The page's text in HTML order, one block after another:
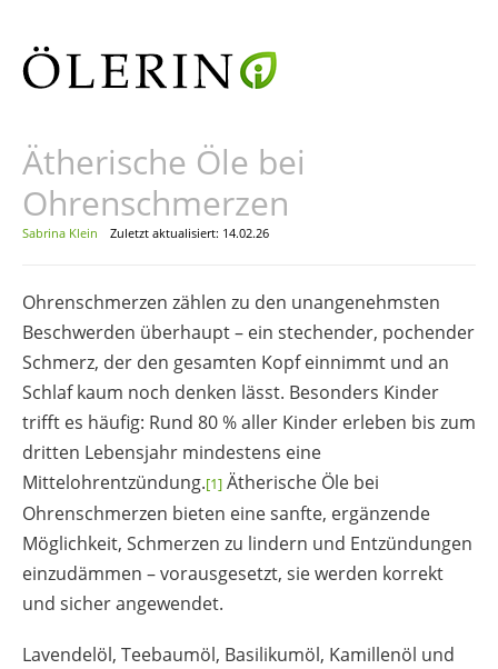
Ätherische Öle bei
Ohrenschmerzen
Sabrina Klein Zuletzt aktualisiert: 14.02.26
Ohrenschmerzen zählen zu den unangenehmsten
Beschwerden überhaupt – ein stechender, pochender
Schmerz, der den gesamten Kopf einnimmt und an
Schlaf kaum noch denken lässt. Besonders Kinder
trifft es häufig: Rund 80 % aller Kinder erleben bis zum
dritten Lebensjahr mindestens eine
Mittelohrentzündung.[1] Ätherische Öle bei
Ohrenschmerzen bieten eine sanfte, ergänzende
Möglichkeit, Schmerzen zu lindern und Entzündungen
einzudämmen – vorausgesetzt, sie werden korrekt
und sicher angewendet.
Lavendelöl, Teebaumöl, Basilikumöl, Kamillenöl und